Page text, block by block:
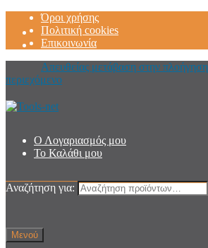
Όροι χρήσης
Πολιτική cookies
Επικοινωνία
Απευθείας μετάβαση στην πλοήγηση
περιεχόμενο
Ο Λογαριασμός μου
Το Καλάθι μου
Αναζήτηση για:
Μενού